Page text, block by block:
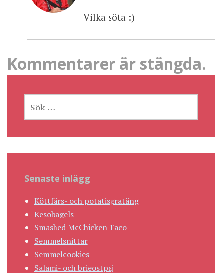
Vilka söta :)
Kommentarer är stängda.
EFTER:
Senaste inlägg
Köttfärs- och potatisgratäng
Kesobagels
Smashed McChicken Taco
Semmelsnittar
Semmelcookies
Salami- och brieostpaj